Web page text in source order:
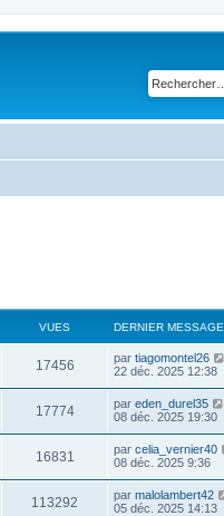
VUES DERNIER MESSAGE
17456 par tiagomontel26
22 déc. 2025 12:38
17774 par eden_durel35
08 déc. 2025 19:30
16831 par celia_vernier40
08 déc. 2025 9:36
113292 par malolambert42
05 déc. 2025 14:13